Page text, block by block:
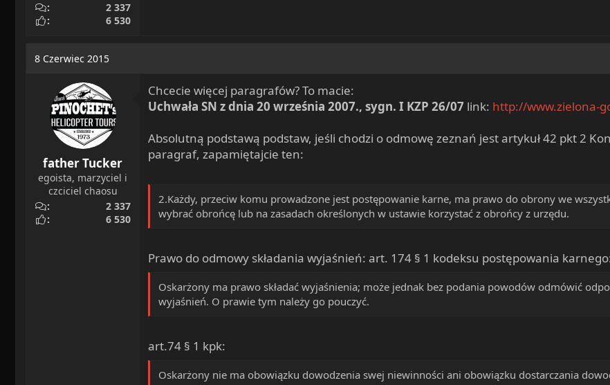
2 337
6 530
8 Czerwiec 2015
father Tucker
egoista, marzyciel i
czciciel chaosu
2 337
6 530
Chcecie więcej paragrafów? To macie:
Uchwała SN z dnia 20 września 2007., sygn. I KZP 26/07 link: http://www.zielona-
Absolutną podstawą podstaw, jeśli chodzi o odmowę zeznań jest artykuł 42 pkt 2
paragraf, zapamiętajcie ten:
2.Każdy, przeciw komu prowadzone jest postępowanie karne, ma prawo do obrony we
wybrać obrońcę lub na zasadach określonych w ustawie korzystać z obrońcy z urzędu.
Prawo do odmowy składania wyjaśnień: art. 174 § 1 kodeksu postępowania
Oskarżony ma prawo składać wyjaśnienia; może jednak bez podania powodów odmówić
wyjaśnień. O prawie tym należy go pouczyć.
art.74 § 1 kpk:
Oskarżony nie ma obowiązku dowodzenia swej niewinności ani obowiązku dostarczania